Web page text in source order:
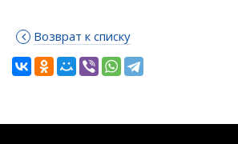
Возврат к списку